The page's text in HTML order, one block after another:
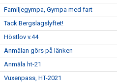
Familjegympa, Gympa med fart
Tack Bergslagslyftet!
Höstlov v.44
Anmälan görs på länken
Anmäla ht-21
Vuxenpass, HT-2021